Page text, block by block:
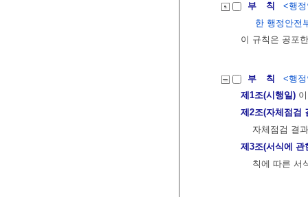
부 칙
<행
한 행정안전
이 규칙은 공포
부 칙
<행
제1조(시행일)
제2조(자체점검
자체점검 결
제3조(서식에 관
칙에 따른 서